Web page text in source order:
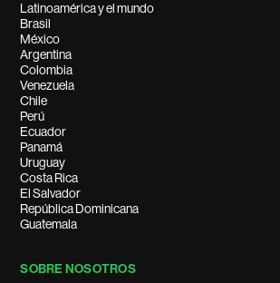
Latinoamérica y el mundo
Brasil
México
Argentina
Colombia
Venezuela
Chile
Perú
Ecuador
Panamá
Uruguay
Costa Rica
El Salvador
República Dominicana
Guatemala
SOBRE NOSOTROS